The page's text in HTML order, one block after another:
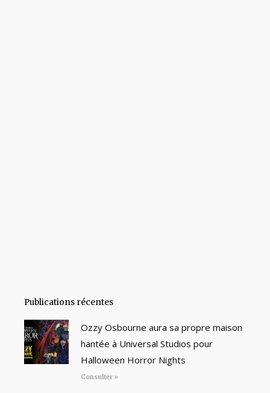
Publications récentes
Ozzy Osbourne aura sa propre maison
hantée à Universal Studios pour
Halloween Horror Nights
Consulter »